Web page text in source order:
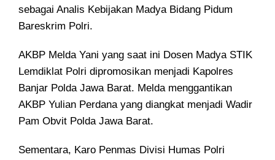
sebagai Analis Kebijakan Madya Bidang Pidum
Bareskrim Polri.
AKBP Melda Yani yang saat ini Dosen Madya STIK
Lemdiklat Polri dipromosikan menjadi Kapolres
Banjar Polda Jawa Barat. Melda menggantikan
AKBP Yulian Perdana yang diangkat menjadi Wadir
Pam Obvit Polda Jawa Barat.
Sementara, Karo Penmas Divisi Humas Polri